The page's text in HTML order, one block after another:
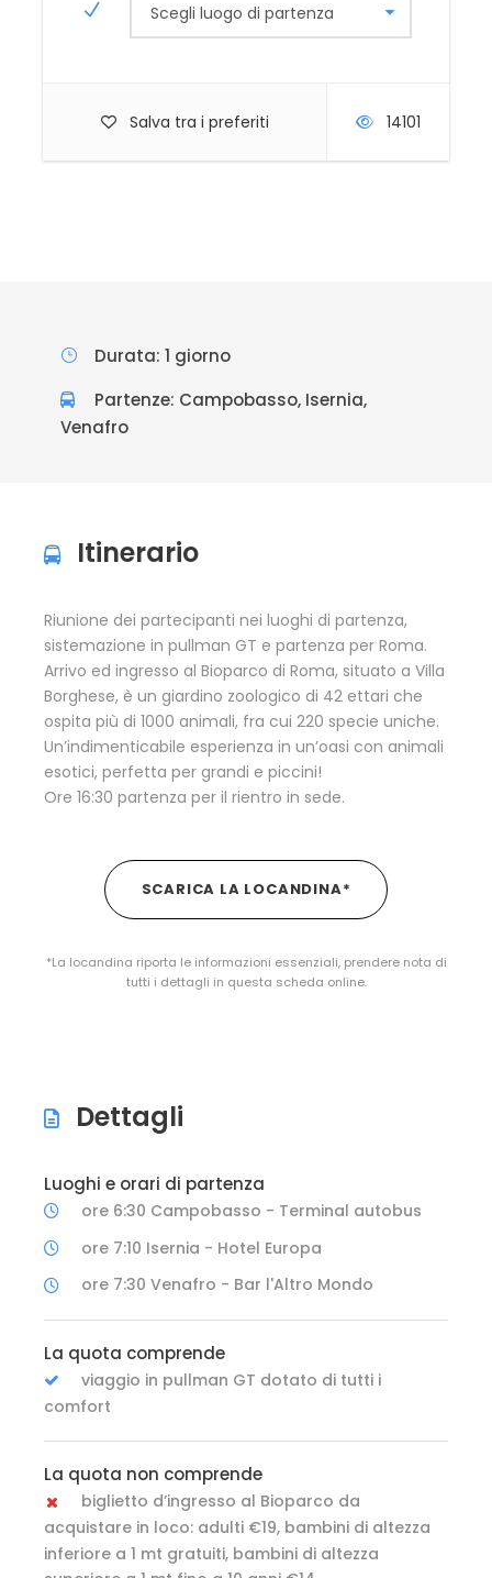
Scegli luogo di partenza
Salva tra i preferiti 14101
Durata: 1 giorno
Partenze: Campobasso, Isernia,
Venafro
Itinerario
Riunione dei partecipanti nei luoghi di partenza,
sistemazione in pullman GT e partenza per Roma.
Arrivo ed ingresso al Bioparco di Roma, situato a Villa
Borghese, è un giardino zoologico di 42 ettari che
ospita più di 1000 animali, fra cui 220 specie uniche.
Un’indimenticabile esperienza in un’oasi con animali
esotici, perfetta per grandi e piccini!
Ore 16:30 partenza per il rientro in sede.
SCARICA LA LOCANDINA*
*La locandina riporta le informazioni essenziali, prendere nota di
tutti i dettagli in questa scheda online.
Dettagli
Luoghi e orari di partenza
ore 6:30 Campobasso - Terminal autobus
ore 7:10 Isernia - Hotel Europa
ore 7:30 Venafro - Bar l'Altro Mondo
La quota comprende
viaggio in pullman GT dotato di tutti i
comfort
La quota non comprende
biglietto d’ingresso al Bioparco da
acquistare in loco: adulti €19, bambini di altezza
inferiore a 1 mt gratuiti, bambini di altezza